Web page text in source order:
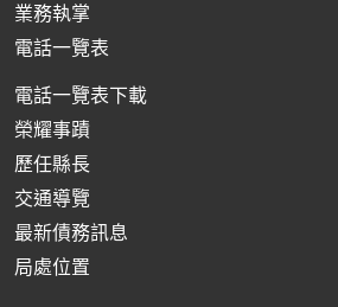
業務執掌
電話一覽表
電話一覽表下載
榮耀事蹟
歷任縣長
交通導覽
最新債務訊息
局處位置